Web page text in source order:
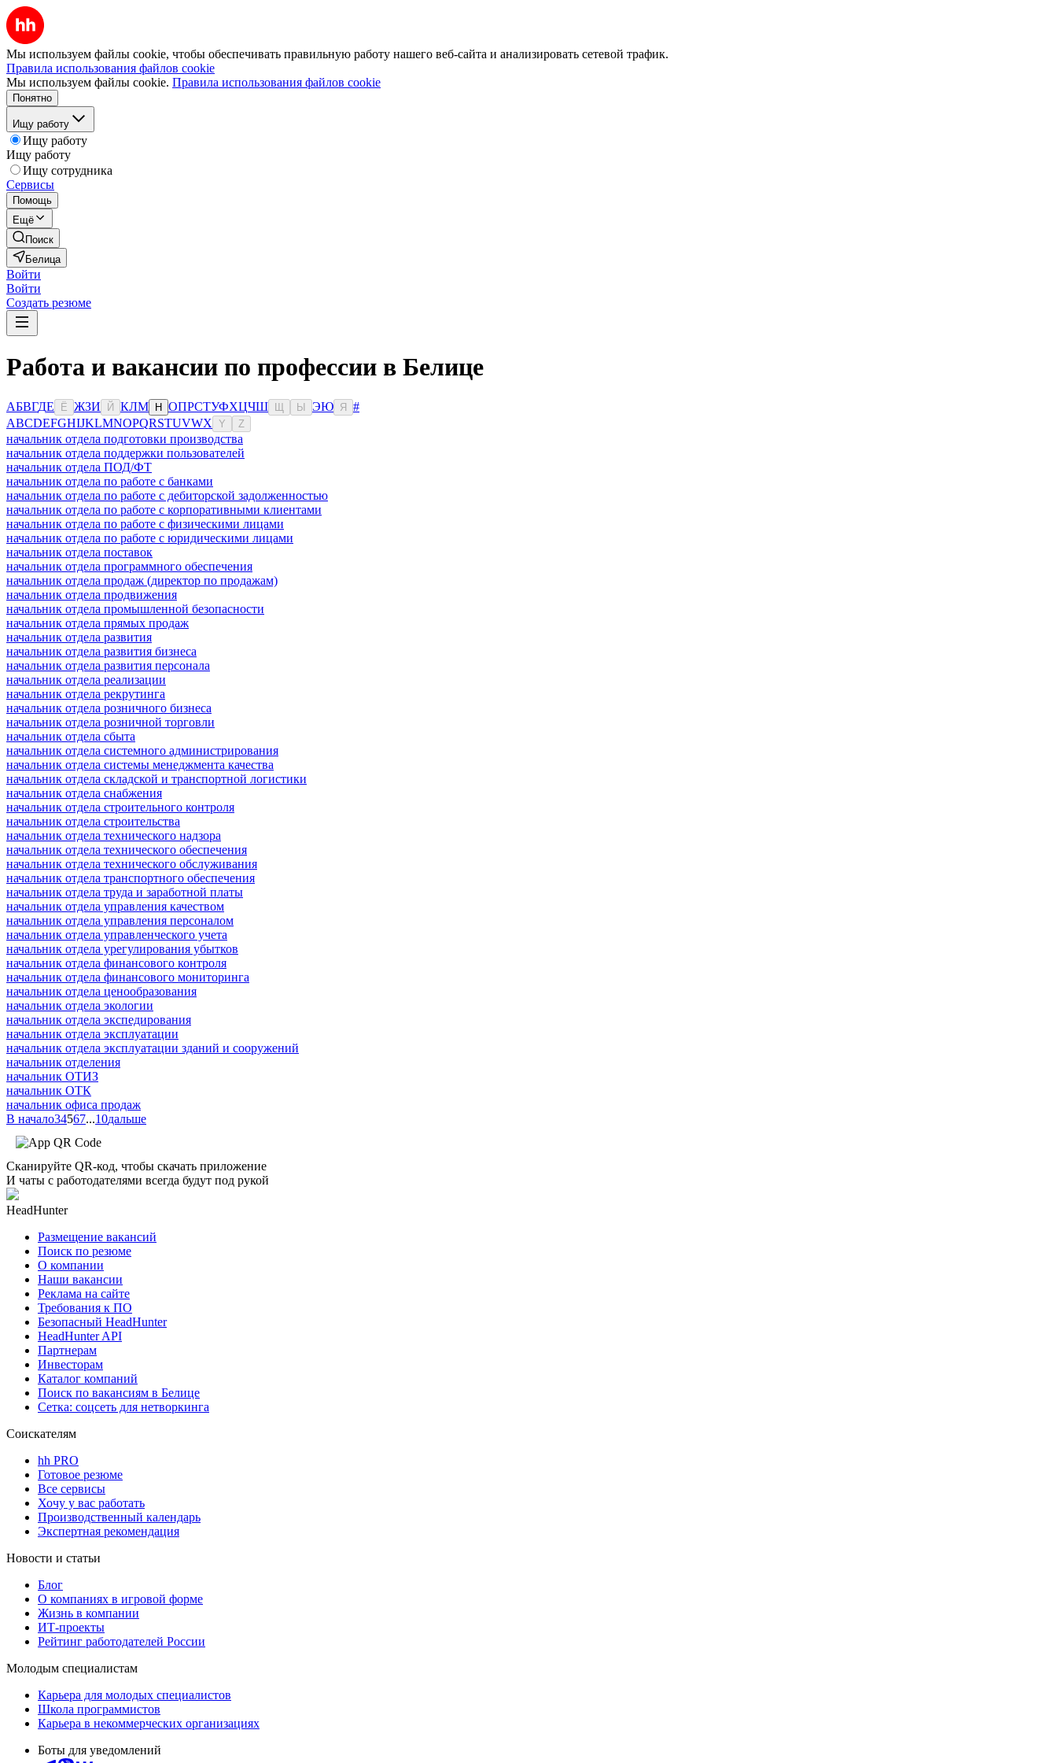
Мы используем файлы cookie, чтобы обеспечивать правильную работу нашего веб-сайта и анализировать сетевой трафик.
Правила использования файлов cookie
Мы используем файлы cookie. Правила использования файлов cookie
Понятно
Ищу работу
Ищу работу
Ищу работу
Ищу сотрудника
Сервисы
Помощь
Ещё
Поиск
Белица
Войти
Войти
Создать резюме
Работа и вакансии по профессии в Белице
АБВГДЕ Ё ЖЗИ Й КЛМ Н ОПРСТУФХЦЧШ Ы ЭЮ Я
#
ABCDEFGHIJKLMNOPQRSTUVWX Y Z
начальник отдела подготовки производства
начальник отдела поддержки пользователей
начальник отдела ПОД/ФТ
начальник отдела по работе с банками
начальник отдела по работе с дебиторской задолженностью
начальник отдела по работе с корпоративными клиентами
начальник отдела по работе с физическими лицами
начальник отдела по работе с юридическими лицами
начальник отдела поставок
начальник отдела программного обеспечения
начальник отдела продаж (директор по продажам)
начальник отдела продвижения
начальник отдела промышленной безопасности
начальник отдела прямых продаж
начальник отдела развития
начальник отдела развития бизнеса
начальник отдела развития персонала
начальник отдела реализации
начальник отдела рекрутинга
начальник отдела розничного бизнеса
начальник отдела розничной торговли
начальник отдела сбыта
начальник отдела системного администрирования
начальник отдела системы менеджмента качества
начальник отдела складской и транспортной логистики
начальник отдела снабжения
начальник отдела строительного контроля
начальник отдела строительства
начальник отдела технического надзора
начальник отдела технического обеспечения
начальник отдела технического обслуживания
начальник отдела транспортного обеспечения
начальник отдела труда и заработной платы
начальник отдела управления качеством
начальник отдела управления персоналом
начальник отдела управленческого учета
начальник отдела урегулирования убытков
начальник отдела финансового контроля
начальник отдела финансового мониторинга
начальник отдела ценообразования
начальник отдела экологии
начальник отдела экспедирования
начальник отдела эксплуатации
начальник отдела эксплуатации зданий и сооружений
начальник отделения
начальник ОТИЗ
начальник ОТК
начальник офиса продаж
В начало34567...10дальше
Сканируйте QR-код, чтобы скачать приложение
И чаты с работодателями всегда будут под рукой
HeadHunter
Размещение вакансий
Поиск по резюме
О компании
Наши вакансии
Реклама на сайте
Требования к ПО
Безопасный HeadHunter
HeadHunter API
Партнерам
Инвесторам
Каталог компаний
Поиск по вакансиям в Белице
Сетка: соцсеть для нетворкинга
Соискателям
hh PRO
Готовое резюме
Все сервисы
Хочу у вас работать
Производственный календарь
Экспертная рекомендация
Новости и статьи
Блог
О компаниях в игровой форме
Жизнь в компании
ИТ-проекты
Рейтинг работодателей России
Молодым специалистам
Карьера для молодых специалистов
Школа программистов
Карьера в некоммерческих организациях
Боты для уведомлений